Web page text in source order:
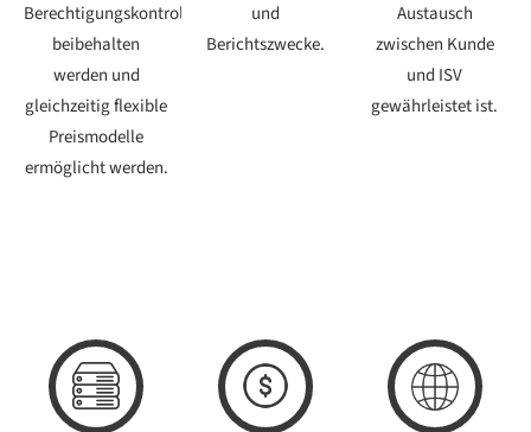
Berechtigungskontrollen
beibehalten
werden und
gleichzeitig flexible
Preismodelle
ermöglicht werden.
und
Berichtszwecke.
Austausch
zwischen Kunde
und ISV
gewährleistet ist.